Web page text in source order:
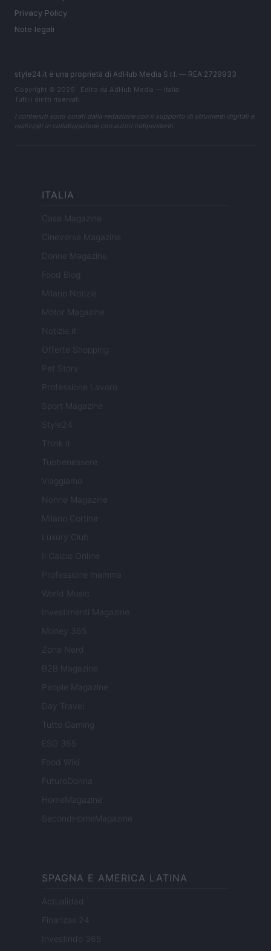
Privacy Policy
Note legali
style24.it è una proprietà di AdHub Media S.r.l. — REA 2729933
Copyright © 2026 · Edito da AdHub Media — Italia
Tutti i diritti riservati
I contenuti sono curati dalla redazione con il supporto di strumenti digitali e
realizzati in collaborazione con autori indipendenti.
ITALIA
Casa Magazine
Cineverse Magazine
Donne Magazine
Food Blog
Milano Notizie
Motor Magazine
Notizie.it
Offerte Shopping
Pet Story
Professione Lavoro
Sport Magazine
Style24
Think.it
Tuobenessere
Viaggiamo
Nonne Magazine
Milano Cortina
Luxury Club
Il Calcio Online
Professione mamma
World Music
Investimenti Magazine
Money 365
Zona Nerd
B2B Magazine
People Magazine
Day Travel
Tutto Gaming
ESG 365
Food Wiki
FuturoDonna
HomeMagazine
SecondHomeMagazine
SPAGNA E AMERICA LATINA
Actualidad
Finanzas 24
Investindo 365